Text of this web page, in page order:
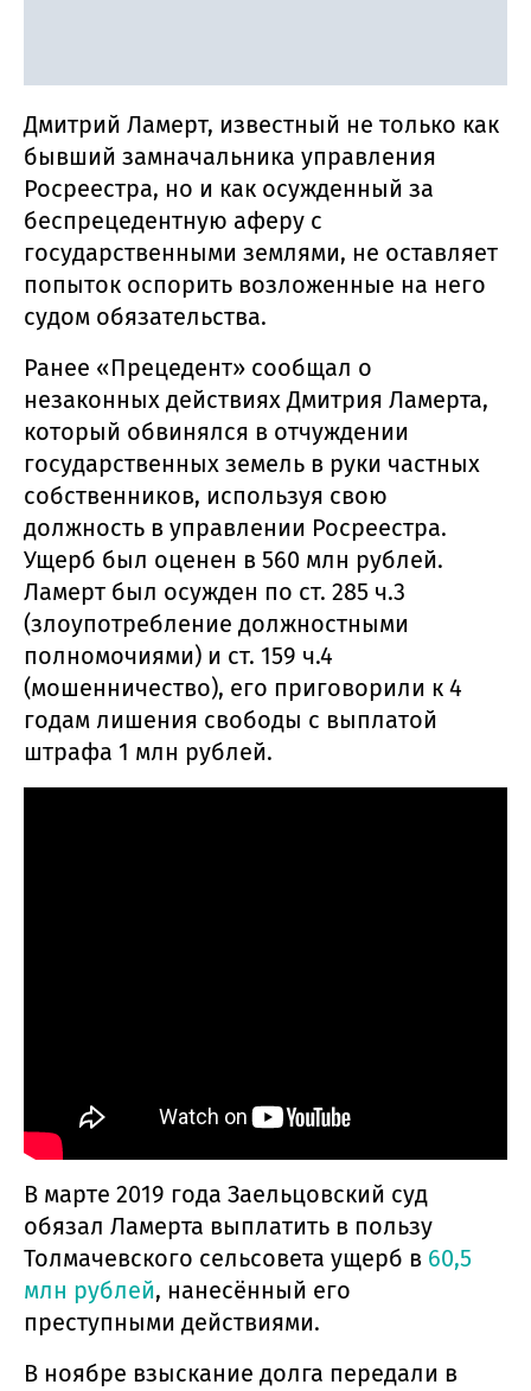
Дмитрий Ламерт, известный не только как
бывший замначальника управления
Росреестра, но и как осужденный за
беспрецедентную аферу с
государственными землями, не оставляет
попыток оспорить возложенные на него
судом обязательства.
Ранее «Прецедент» сообщал о
незаконных действиях Дмитрия Ламерта,
который обвинялся в отчуждении
государственных земель в руки частных
собственников, используя свою
должность в управлении Росреестра.
Ущерб был оценен в 560 млн рублей.
Ламерт был осужден по ст. 285 ч.3
(злоупотребление должностными
полномочиями) и ст. 159 ч.4
(мошенничество), его приговорили к 4
годам лишения свободы с выплатой
штрафа 1 млн рублей.
В марте 2019 года Заельцовский суд
обязал Ламерта выплатить в пользу
Толмачевского сельсовета ущерб в 60,5
млн рублей, нанесённый его
преступными действиями.
В ноябре взыскание долга передали в